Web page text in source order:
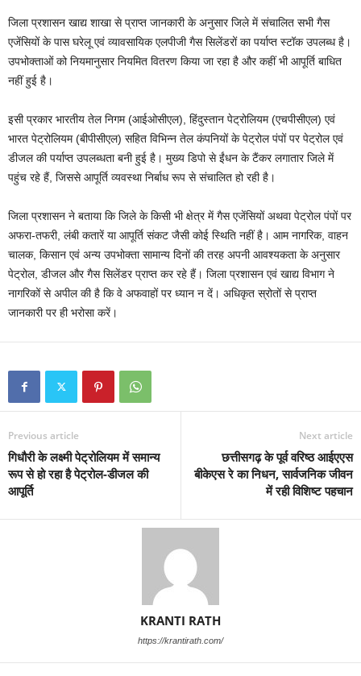
जिला प्रशासन खाद्य शाखा से प्राप्त जानकारी के अनुसार जिले में संचालित सभी गैस
एजेंसियों के पास घरेलू एवं व्यावसायिक एलपीजी गैस सिलेंडरों का पर्याप्त स्टॉक उपलब्ध है।
उपभोक्ताओं को नियमानुसार नियमित वितरण किया जा रहा है और कहीं भी आपूर्ति बाधित
नहीं हुई है।
इसी प्रकार भारतीय तेल निगम (आईओसीएल), हिंदुस्तान पेट्रोलियम (एचपीसीएल) एवं
भारत पेट्रोलियम (बीपीसीएल) सहित विभिन्न तेल कंपनियों के पेट्रोल पंपों पर पेट्रोल एवं
डीजल की पर्याप्त उपलब्धता बनी हुई है। मुख्य डिपो से ईंधन के टैंकर लगातार जिले में
पहुंच रहे हैं, जिससे आपूर्ति व्यवस्था निर्बाध रूप से संचालित हो रही है।
जिला प्रशासन ने बताया कि जिले के किसी भी क्षेत्र में गैस एजेंसियों अथवा पेट्रोल पंपों पर
अफरा-तफरी, लंबी कतारें या आपूर्ति संकट जैसी कोई स्थिति नहीं है। आम नागरिक, वाहन
चालक, किसान एवं अन्य उपभोक्ता सामान्य दिनों की तरह अपनी आवश्यकता के अनुसार
पेट्रोल, डीजल और गैस सिलेंडर प्राप्त कर रहे हैं। जिला प्रशासन एवं खाद्य विभाग ने
नागरिकों से अपील की है कि वे अफवाहों पर ध्यान न दें। अधिकृत स्रोतों से प्राप्त
जानकारी पर ही भरोसा करें।
Previous article
गिधौरी के लक्ष्मी पेट्रोलियम में समान्य
रूप से हो रहा है पेट्रोल-डीजल की
आपूर्ति
Next article
छत्तीसगढ़ के पूर्व वरिष्ठ आईएएस
बीकेएस रे का निधन, सार्वजनिक जीवन
में रही विशिष्ट पहचान
KRANTI RATH
https://krantirath.com/